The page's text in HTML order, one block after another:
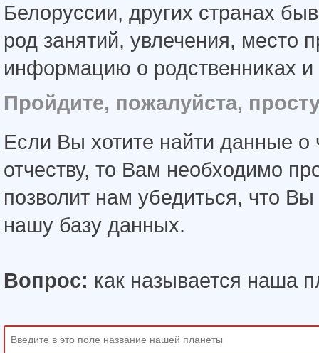
Белоруссии, других странах
род занятий, увлечения, место
информацию о родственниках и
Пройдите, пожалуйста,
Если Вы хотите найти данные
отчеству, то Вам необходимо
позволит нам убедиться, что
нашу базу данных.
Вопрос: как называется наша